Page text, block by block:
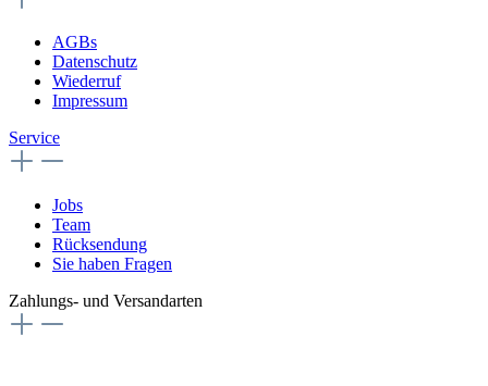
AGBs
Datenschutz
Wiederruf
Impressum
Service
Jobs
Team
Rücksendung
Sie haben Fragen
Zahlungs- und Versandarten